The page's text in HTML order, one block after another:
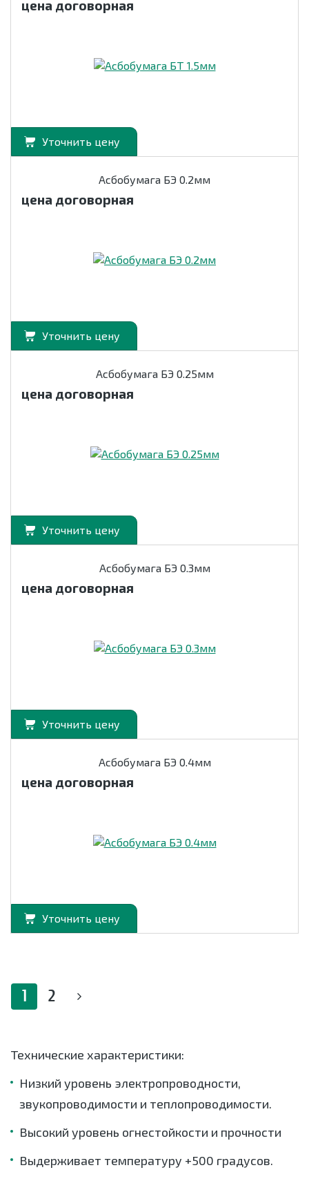
цена договорная
Уточнить цену
Асбобумага БЭ 0.2мм
цена договорная
Уточнить цену
Асбобумага БЭ 0.25мм
цена договорная
Уточнить цену
Асбобумага БЭ 0.3мм
цена договорная
Уточнить цену
Асбобумага БЭ 0.4мм
цена договорная
Уточнить цену
1 2
Технические характеристики:
Низкий уровень электропроводности,
звукопроводимости и теплопроводимости.
Высокий уровень огнестойкости и прочности
Выдерживает температуру +500 градусов.